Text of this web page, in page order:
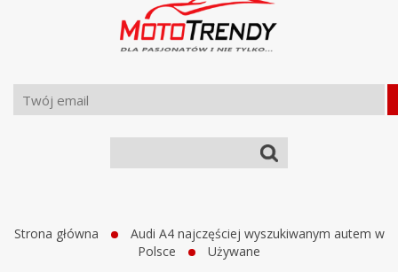
Strona główna
Audi A4 najczęściej wyszukiwanym autem w
Polsce
Używane